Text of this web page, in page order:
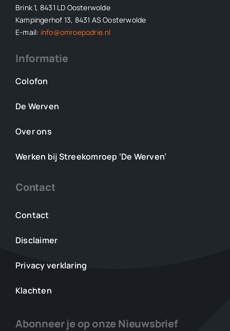
Brink 1, 8431 LD Oosterwolde
Kampingerhof 13, 8431 AS Oosterwolde
E-mail: info@omroepodrie.nl
Informatie
Colofon
De Werven
Over ons
Werken bij Streekomroep ‘De Werven’
Contact
Contact
Disclaimer
Privacy verklaring
Klachten
Abonneer je op onze Nieuwsbrief